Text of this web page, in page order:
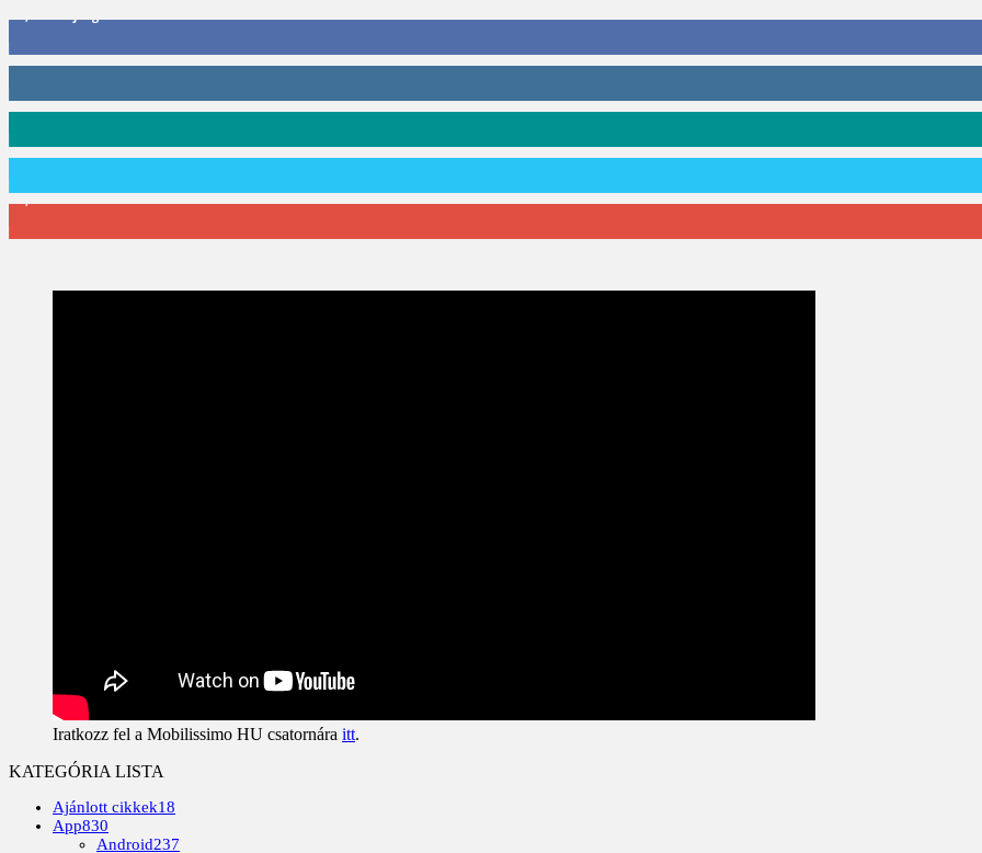
412 Követő
59 Követő
101 Követő
2,589 Feliratkozó
Iratkozz fel a Mobilissimo HU csatornára itt.
KATEGÓRIA LISTA
Ajánlott cikkek18
App830
Android237